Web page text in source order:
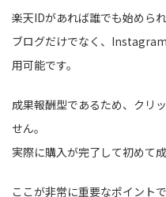
楽天IDがあれば誰でも始めら
ブログだけでなく、
用可能です。
成果報酬型であるため、クリ
せん。
実際に購入が完了して初めて成
ここが非常に重要なポイントで